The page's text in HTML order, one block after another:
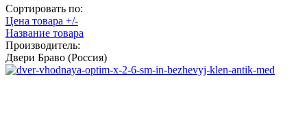
Сортировать по:
Цена товара +/-
Название товара
Производитель:
Двери Браво (Россия)